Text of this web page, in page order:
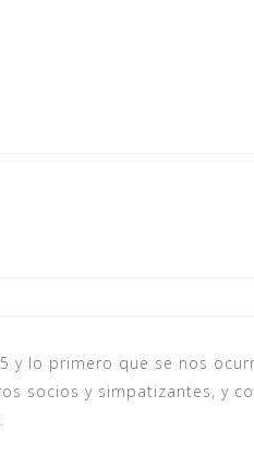
y lo primero que se nos
socios y simpatizantes, y